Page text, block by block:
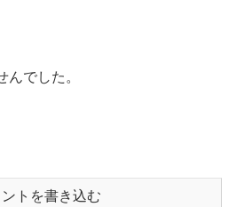
んでした。
ントを書き込む